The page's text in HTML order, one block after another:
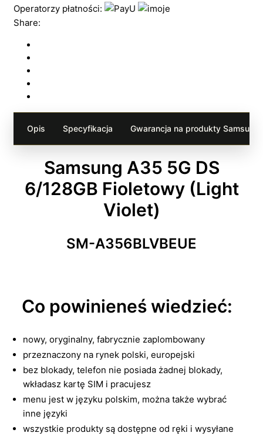
Operatorzy płatności:
Share:
Opis Specyfikacja Gwarancja na produkty Samsung
Samsung A35 5G DS
6/128GB Fioletowy (Light
Violet)
SM-A356BLVBEUE
Co powinieneś wiedzieć:
nowy, oryginalny, fabrycznie zaplombowany
przeznaczony na rynek polski, europejski
bez blokady, telefon nie posiada żadnej blokady,
wkładasz kartę SIM i pracujesz
menu jest w języku polskim, można także wybrać
inne języki
wszystkie produkty są dostępne od ręki i wysyłane